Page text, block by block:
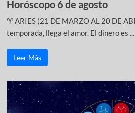
Horóscopo 6 de agosto
♈ ARIES (21 DE MARZO AL 20 DE
temporada, llega el amor. El dinero es ...
Leer Más